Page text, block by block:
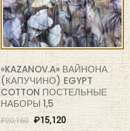
«KAZANOV.A» ВАЙНОНА
(КАПУЧИНО) EGYPT
COTTON ПОСТЕЛЬНЫЕ
НАБОРЫ 1,5
₽20,160 ₽15,120